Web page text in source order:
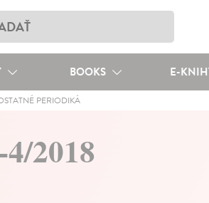
BOOKS E-
PERIODIKÁ
2018